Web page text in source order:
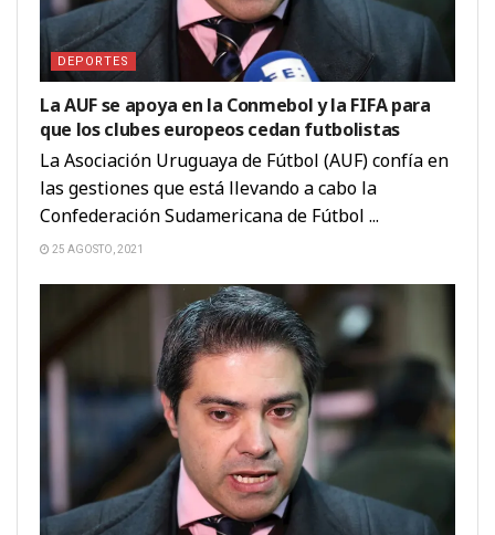
DEPORTES
La AUF se apoya en la Conmebol y la FIFA para
que los clubes europeos cedan futbolistas
La Asociación Uruguaya de Fútbol (AUF) confía en
las gestiones que está llevando a cabo la
Confederación Sudamericana de Fútbol ...
25 AGOSTO, 2021